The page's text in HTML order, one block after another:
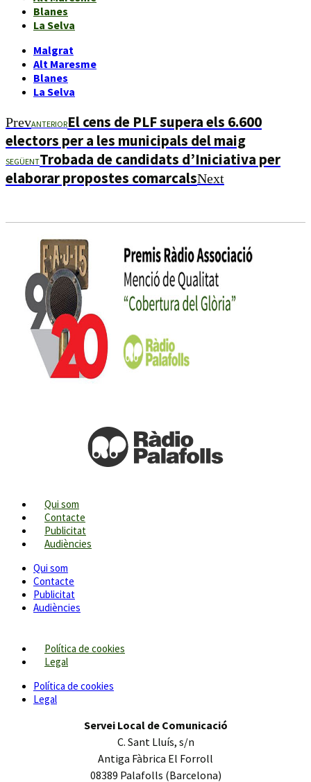
Blanes
La Selva
Malgrat
Alt Maresme
Blanes
La Selva
PrevANTERIOREl cens de PLF supera els 6.600
electors per a les municipals del maig
SEGÜENTTrobada de candidats d’Iniciativa per
elaborar propostes comarcalsNext
Qui som
Contacte
Publicitat
Audiències
Qui som
Contacte
Publicitat
Audiències
Política de cookies
Legal
Política de cookies
Legal
Servei Local de Comunicació
C. Sant Lluís, s/n
Antiga Fàbrica El Forroll
08389 Palafolls (Barcelona)